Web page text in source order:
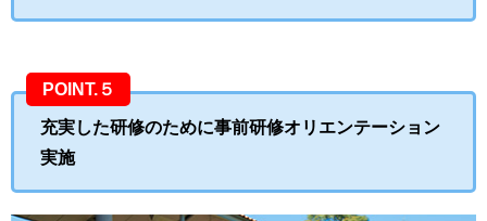
POINT.５
充実した研修のために事前研修オリエンテーション
実施